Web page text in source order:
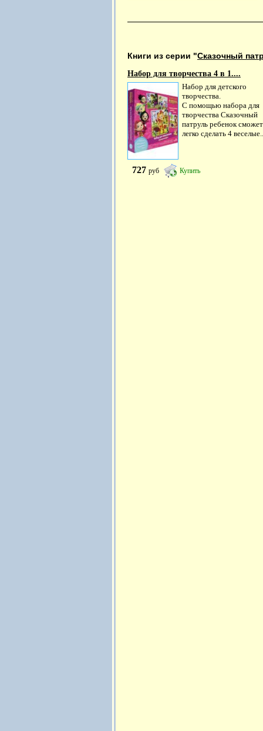
Книги из серии "Сказочный
Набор для творчества 4 в 1....
Набор для детского
творчества.
С помощью набора для
творчества Сказочный
патруль ребенок сможет
легко сделать 4
727 руб Купить